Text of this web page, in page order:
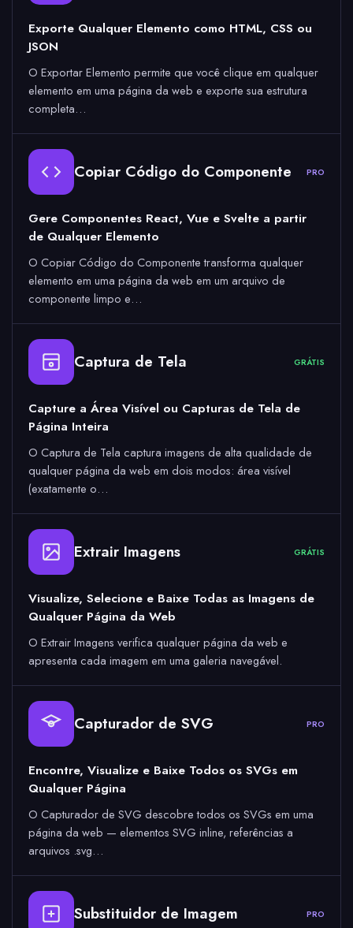
Exporte Qualquer Elemento como HTML, CSS ou
JSON
O Exportar Elemento permite que você clique em qualquer
elemento em uma página da web e exporte sua estrutura
completa…
Copiar Código do Componente PRO
Gere Componentes React, Vue e Svelte a partir
de Qualquer Elemento
O Copiar Código do Componente transforma qualquer
elemento em uma página da web em um arquivo de
componente limpo e…
Captura de Tela GRÁTIS
Capture a Área Visível ou Capturas de Tela de
Página Inteira
O Captura de Tela captura imagens de alta qualidade de
qualquer página da web em dois modos: área visível
(exatamente o…
Extrair Imagens GRÁTIS
Visualize, Selecione e Baixe Todas as Imagens de
Qualquer Página da Web
O Extrair Imagens verifica qualquer página da web e
apresenta cada imagem em uma galeria navegável.
Capturador de SVG PRO
Encontre, Visualize e Baixe Todos os SVGs em
Qualquer Página
O Capturador de SVG descobre todos os SVGs em uma
página da web — elementos SVG inline, referências a
arquivos .svg…
Substituidor de Imagem PRO